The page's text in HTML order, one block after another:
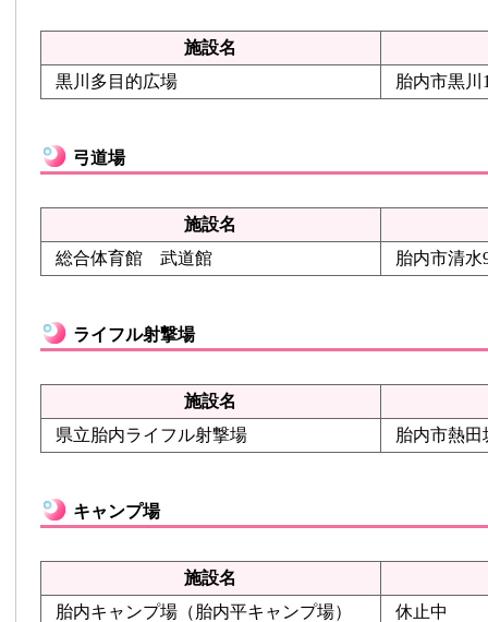
施設名
黒川多目的広場
胎内市黒川
弓道場
施設名
総合体育館 武道館
胎内市清水
ライフル射撃場
施設名
県立胎内ライフル射撃場
胎内市熱田
キャンプ場
施設名
胎内キャンプ場（胎内平キャンプ場）
休止中